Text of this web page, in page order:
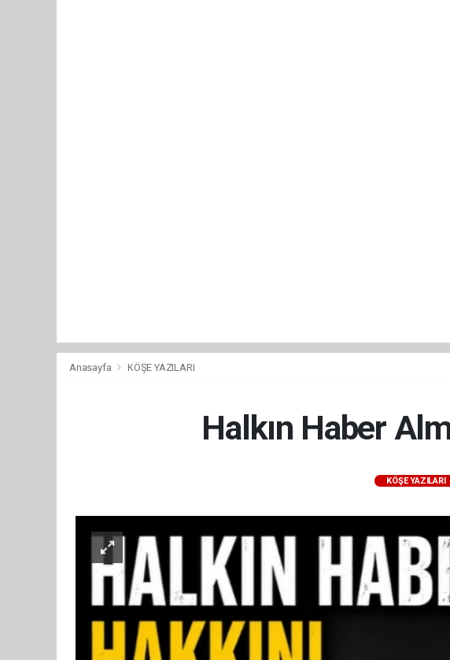
Anasayfa KÖŞE YAZILARI
Halkın Haber
KÖŞE YAZILARI